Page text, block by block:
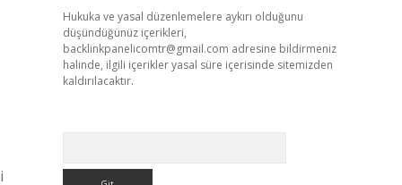
Hukuka ve yasal düzenlemelere aykırı olduğunu
düşündüğünüz içerikleri,
backlinkpanelicomtr@gmail.com adresine bildirmeniz
halinde, ilgili içerikler yasal süre içerisinde sitemizden
kaldırılacaktır.